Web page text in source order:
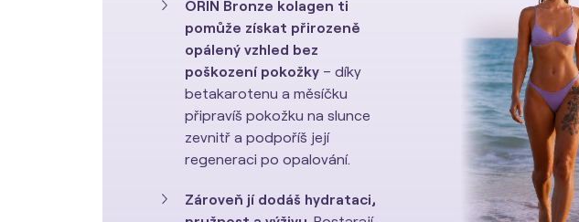
ORIN Bronze kolagen ti
pomůže získat přirozeně
opálený vzhled bez
poškození pokožky – díky
betakarotenu a měsíčku
připravíš pokožku na slunce
zevnitř a podpoříš její
regeneraci po opalování.
Zároveň jí dodáš hydrataci,